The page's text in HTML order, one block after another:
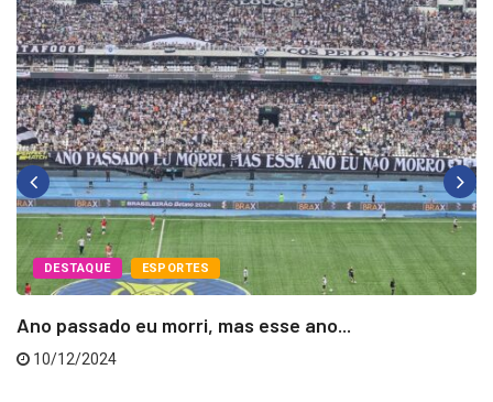
DESTAQUE ESPORTES
Ano passado eu morri, mas esse ano...
10/12/2024